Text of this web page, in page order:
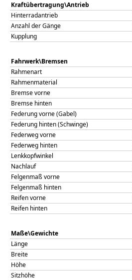
Kraftübertragung\Antrieb
Hinterradantrieb
Anzahl der Gänge
Kupplung
Fahrwerk\Bremsen
Rahmenart
Rahmenmaterial
Bremse vorne
Bremse hinten
Federung vorne (Gabel)
Federung hinten (Schwinge)
Federweg vorne
Federweg hinten
Lenkkopfwinkel
Nachlauf
Felgenmaß vorne
Felgenmaß hinten
Reifen vorne
Reifen hinten
Maße\Gewichte
Länge
Breite
Höhe
Sitzhöhe